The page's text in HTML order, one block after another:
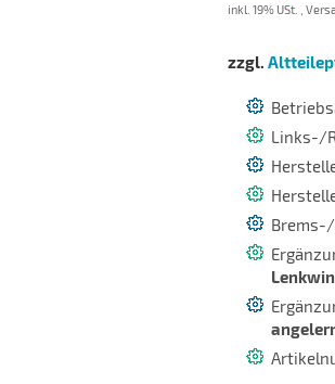
inkl. 19% USt. ,
zzgl.
Links-/